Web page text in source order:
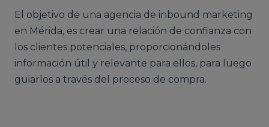
El objetivo de una agencia de inbound marketing
en Mérida, es crear una relación de confianza con
los clientes potenciales, proporcionándoles
información útil y relevante para ellos, para luego
guiarlos a través del proceso de compra.